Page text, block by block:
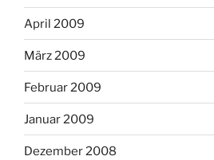
April 2009
März 2009
Februar 2009
Januar 2009
Dezember 2008